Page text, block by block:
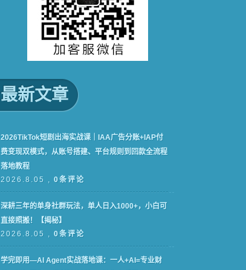
最新文章
2026TikTok短剧出海实战课｜IAA广告分账+IAP付
费变现双模式，从账号搭建、平台规则到回款全流程
落地教程
2026.8.05 , 0条评论
深耕三年的单身社群玩法，单人日入1000+，小白可
直接照搬！【揭秘】
2026.8.05 , 0条评论
学完即用—AI Agent实战落地课：一人+AI=专业财